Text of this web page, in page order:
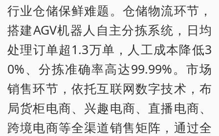
行业仓储保鲜难题。仓储物流环节，
搭建AGV机器人自主分拣系统，日均
处理订单超1.3万单，人工成本降低3
0%、分拣准确率高达99.99%。市场
销售环节，依托互联网数字技术，布
局货柜电商、兴趣电商、直播电商、
跨境电商等全渠道销售矩阵，通过全